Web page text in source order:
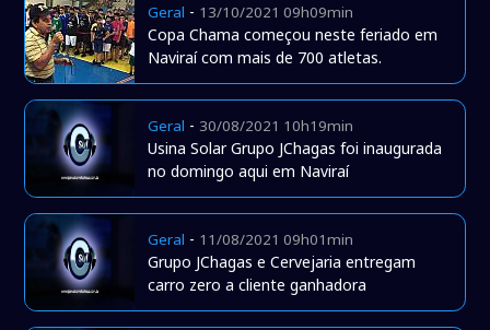
Geral - 13/10/2021 09h09min
Copa Chama começou neste feriado em
Naviraí com mais de 700 atletas.
Geral - 30/08/2021 10h19min
Usina Solar Grupo JChagas foi inaugurada
no domingo aqui em Naviraí
Geral - 11/08/2021 09h01min
Grupo JChagas e Cervejaria entregam
carro zero a cliente ganhadora